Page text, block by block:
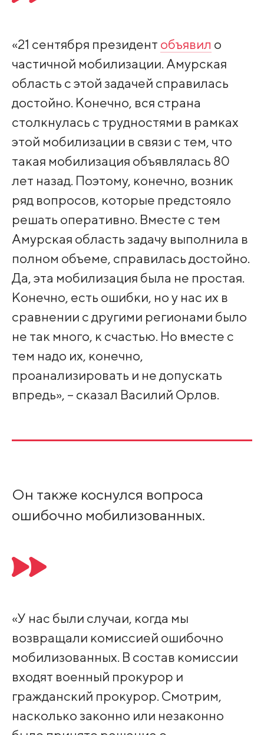
«21 сентября президент объявил о
частичной мобилизации. Амурская
область с этой задачей справилась
достойно. Конечно, вся страна
столкнулась с трудностями в рамках
этой мобилизации в связи с тем, что
такая мобилизация объявлялась 80
лет назад. Поэтому, конечно, возник
ряд вопросов, которые предстояло
решать оперативно. Вместе с тем
Амурская область задачу выполнила в
полном объеме, справилась достойно.
Да, эта мобилизация была не простая.
Конечно, есть ошибки, но у нас их в
сравнении с другими регионами было
не так много, к счастью. Но вместе с
тем надо их, конечно,
проанализировать и не допускать
впредь», – сказал Василий Орлов.
Он также коснулся вопроса
ошибочно мобилизованных.
«У нас были случаи, когда мы
возвращали комиссией ошибочно
мобилизованных. В состав комиссии
входят военный прокурор и
гражданский прокурор. Смотрим,
насколько законно или незаконно